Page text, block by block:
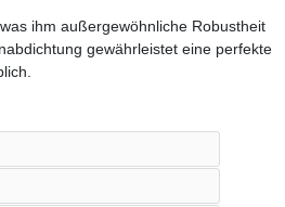
ihm außergewöhnliche Robustheit
gewährleistet eine perfekte